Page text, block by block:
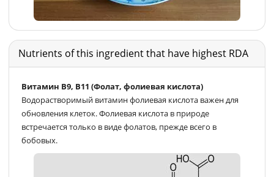
Nutrients of this ingredient that have highest RDA
Витамин В9, В11 (Фолат, фолиевая кислота)
Водорастворимый витамин фолиевая кислота важен для
обновления клеток. Фолиевая кислота в природе
встречается только в виде фолатов, прежде всего в
бобовых.